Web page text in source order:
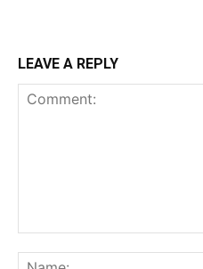
LEAVE A REPLY